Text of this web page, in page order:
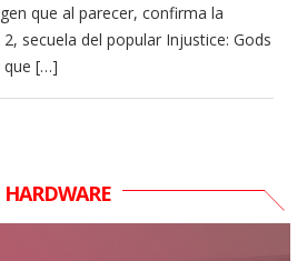
que al parecer, confirma la
secuela del popular Injustice: Gods
que […]
HARDWARE